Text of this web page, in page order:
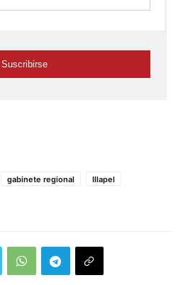
gabinete regional
Illapel